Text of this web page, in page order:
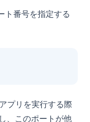
ト番号を指定する
プリを実行する際
、このポートが他